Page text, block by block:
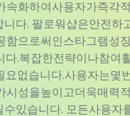
속화하여사용자가즉각
다. 팔로워샵은안전하
함으로써인스타그램성
다.복잡한전략이나참여
요없습니다.사용자는몇
시성을높이고더욱매력
있습니다. 모든사용자